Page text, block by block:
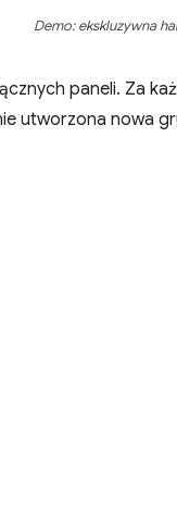
Demo: ekskluzywna
paneli. Za
utworzona nowa